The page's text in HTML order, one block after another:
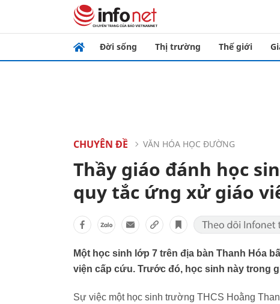
Đời sống Thị trường Thế giới
CHUYÊN ĐỀ VĂN HÓA HỌC ĐƯỜNG
Thầy giáo đánh học
quy tắc ứng xử giáo
Một học sinh lớp 7 trên địa bàn Thanh Hóa
viện cấp cứu. Trước đó, học sinh này trong
Sự việc một học sinh trường THCS Hoằng